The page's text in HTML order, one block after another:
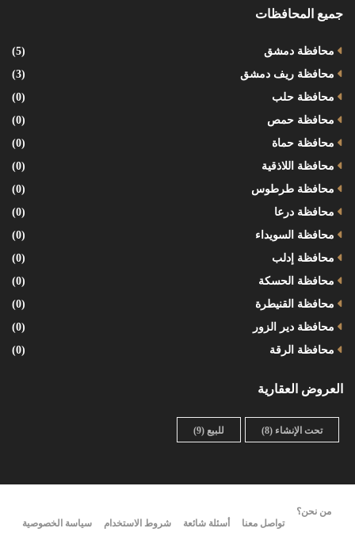
جميع المحافظات
محافظة دمشق
(5)
محافظة ريف دمشق
(3)
محافظة حلب
(0)
محافظة حمص
(0)
محافظة حماة
(0)
محافظة اللاذقية
(0)
محافظة طرطوس
(0)
محافظة درعا
(0)
محافظة السويداء
(0)
محافظة إدلب
(0)
محافظة الحسكة
(0)
محافظة القنيطرة
(0)
محافظة دير الزور
(0)
محافظة الرقة
(0)
العروض العقارية
تحت الإنشاء (8) للبيع (9)
من نحن؟
تواصل معنا
أسئلة شائعة شروط الاستخدام سياسة الخصوصية